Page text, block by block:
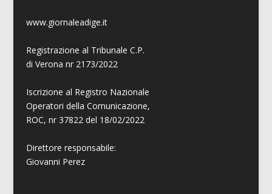
www.giornaleadige.it
Registrazione al Tribunale C.P.
di Verona nr 2173/2022
Iscrizione al Registro Nazionale
Operatori della Comunicazione,
ROC, nr 37822 del 18/02/2022
Direttore responsabile:
Giovanni Perez